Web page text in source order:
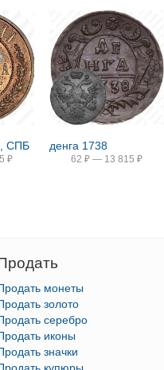
СПБ
₽
денга 1738
62 ₽ — 13 815 ₽
монеты
золото
серебро
иконы
значки